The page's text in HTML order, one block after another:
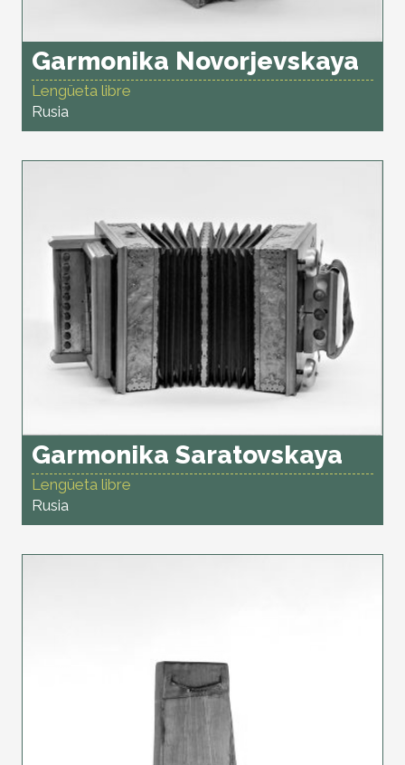
Garmonika Novorjevskaya
Lengüeta libre
Rusia
Garmonika Saratovskaya
Lengüeta libre
Rusia